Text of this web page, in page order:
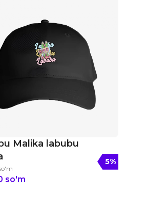
Malika labubu
so'm
5%